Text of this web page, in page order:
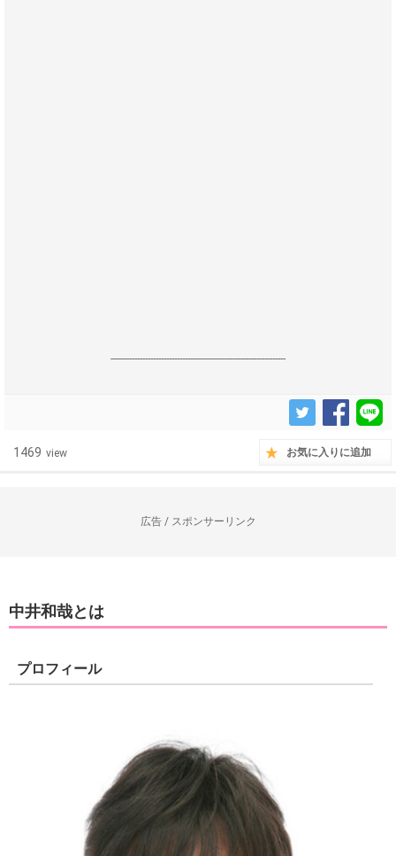
------------------------------------------------------------------
1469 view お気に入りに追加
広告 / スポンサーリンク
中井和哉とは
プロフィール